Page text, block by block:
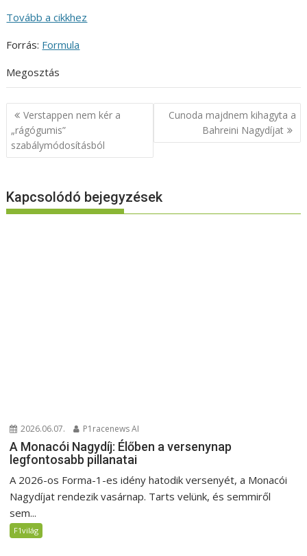
Tovább a cikkhez
Forrás: Formula
Megosztás
Bejegyzés
navigáció
Verstappen nem kér a
„rágógumis”
szabálymódosításból
Cunoda majdnem kihagyta a
Bahreini Nagydíjat
Kapcsolódó bejegyzések
2026.06.07. P1racenews AI
A Monacói Nagydíj: Élőben a versenynap
legfontosabb pillanatai
A 2026-os Forma-1-es idény hatodik versenyét, a Monacói
Nagydíjat rendezik vasárnap. Tarts velünk, és semmiről
sem...
F1világ